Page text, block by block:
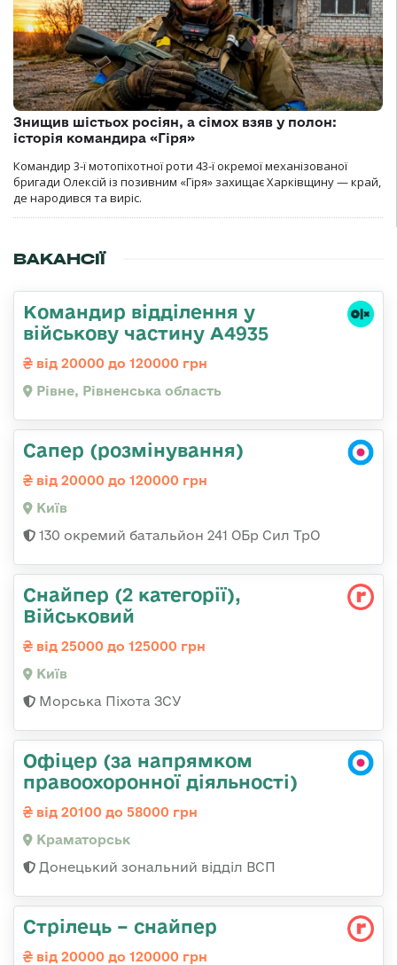
Знищив шістьох росіян, а сімох взяв у полон:
історія командира «Гіря»
Командир 3-ї мотопіхотної роти 43-ї окремої механізованої
бригади Олексій із позивним «Гіря» захищає Харківщину — край,
де народився та виріс.
ВАКАНСІЇ
Командир відділення у
військову частину А4935
від 20000 до 120000 грн
Рівне, Рівненська область
Сапер (розмінування)
від 20000 до 120000 грн
Київ
130 окремий батальйон 241 ОБр Сил ТрО
Снайпер (2 категорії),
Військовий
від 25000 до 125000 грн
Київ
Морська Піхота ЗСУ
Офіцер (за напрямком
правоохоронної діяльності)
від 20100 до 58000 грн
Краматорськ
Донецький зональний відділ ВСП
Стрілець – снайпер
від 20000 до 120000 грн